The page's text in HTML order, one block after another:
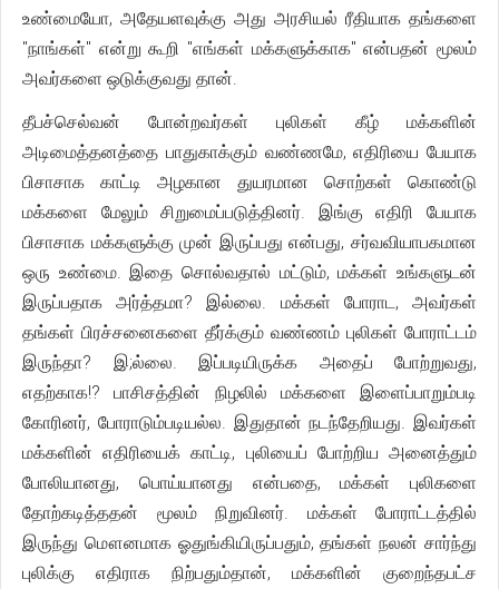
உண்மையோ, அதேயளவுக்கு அது அரசியல் ரீதியாக தங்களை
"நாங்கள்" என்று கூறி "எங்கள் மக்களுக்காக" என்பதன் மூலம்
அவர்களை ஒடுக்குவது தான்.
தீபச்செல்வன் போன்றவர்கள் புலிகள் கீழ் மக்களின்
அடிமைத்தனத்தை பாதுகாக்கும் வண்ணமே, எதிரியை பேயாக
பிசாசாக காட்டி அழகான துயரமான சொற்கள் கொண்டு
மக்களை மேலும் சிறுமைப்படுத்தினர். இங்கு எதிரி பேயாக
பிசாசாக மக்களுக்கு முன் இருப்பது என்பது, சர்வவியாபகமான
ஒரு உண்மை. இதை சொல்வதால் மட்டும், மக்கள் உங்களுடன்
இருப்பதாக அர்த்தமா? இல்லை. மக்கள் போராட, அவர்கள்
தங்கள் பிரச்சனைகளை தீர்க்கும் வண்ணம் புலிகள் போராட்டம்
இருந்தா? இ;ல்லை. இப்படியிருக்க அதைப் போற்றுவது,
எதற்காக!? பாசிசத்தின் நிழலில் மக்களை இளைப்பாறும்படி
கோரினர், போராடும்படியல்ல. இதுதான் நடந்தேறியது. இவர்கள்
மக்களின் எதிரியைக் காட்டி, புலியைப் போற்றிய அனைத்தும்
போலியானது, பொய்யானது என்பதை, மக்கள் புலிகளை
தோற்கடித்ததன் மூலம் நிறுவினர். மக்கள் போராட்டத்தில்
இருந்து மௌனமாக ஓதுங்கியிருப்பதும், தங்கள் நலன் சார்ந்து
புலிக்கு எதிராக நிற்பதும்தான், மக்களின் குறைந்தபட்ச